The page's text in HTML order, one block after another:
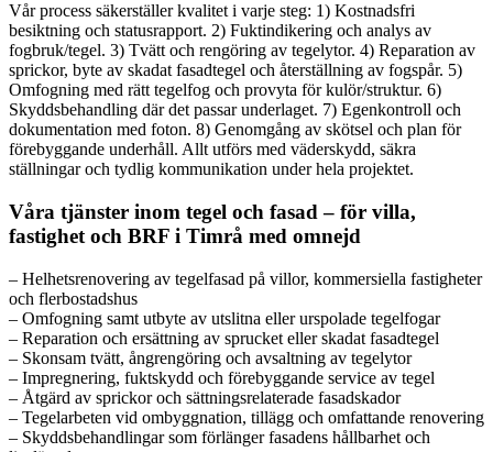
Vår process säkerställer kvalitet i varje steg: 1) Kostnadsfri
besiktning och statusrapport. 2) Fuktindikering och analys av
fogbruk/tegel. 3) Tvätt och rengöring av tegelytor. 4) Reparation av
sprickor, byte av skadat fasadtegel och återställning av fogspår. 5)
Omfogning med rätt tegelfog och provyta för kulör/struktur. 6)
Skyddsbehandling där det passar underlaget. 7) Egenkontroll och
dokumentation med foton. 8) Genomgång av skötsel och plan för
förebyggande underhåll. Allt utförs med väderskydd, säkra
ställningar och tydlig kommunikation under hela projektet.
Våra tjänster inom tegel och fasad – för villa,
fastighet och BRF i Timrå med omnejd
– Helhetsrenovering av tegelfasad på villor, kommersiella fastigheter
och flerbostadshus
– Omfogning samt utbyte av utslitna eller urspolade tegelfogar
– Reparation och ersättning av sprucket eller skadat fasadtegel
– Skonsam tvätt, ångrengöring och avsaltning av tegelytor
– Impregnering, fuktskydd och förebyggande service av tegel
– Åtgärd av sprickor och sättningsrelaterade fasadskador
– Tegelarbeten vid ombyggnation, tillägg och omfattande renovering
– Skyddsbehandlingar som förlänger fasadens hållbarhet och